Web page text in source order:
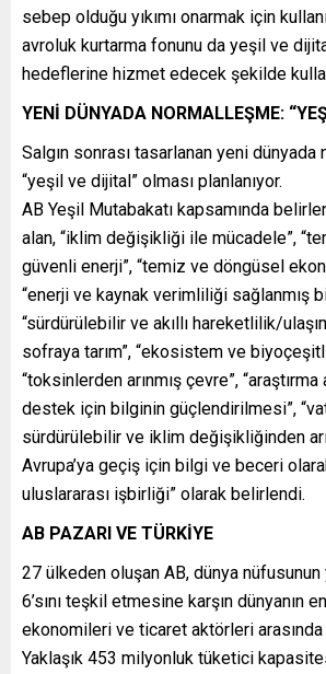
sebep olduğu yıkımı onarmak için
avroluk kurtarma fonunu da yeşil ve
hedeflerine hizmet edecek şekilde
YENİ DÜNYADA NORMALLEŞME:
Salgın sonrası tasarlanan yeni
“yeşil ve dijital” olması planlanıyor.
AB Yeşil Mutabakatı kapsamında
alan, “iklim değişikliği ile mücadele”,
güvenli enerji”, “temiz ve döngüsel
“enerji ve kaynak verimliliği sağlanmış
“sürdürülebilir ve akıllı hareketlilik/
sofraya tarım”, “ekosistem ve
“toksinlerden arınmış çevre”, “araştırma
destek için bilginin güçlendirilmesi”,
sürdürülebilir ve iklim değişikliğinden
Avrupa’ya geçiş için bilgi ve beceri
uluslararası işbirliği” olarak belirlendi.
AB PAZARI VE TÜRKİYE
27 ülkeden oluşan AB, dünya nüfusunun
6’sını teşkil etmesine karşın dünyanın
ekonomileri ve ticaret aktörleri arasında
Yaklaşık 453 milyonluk tüketici